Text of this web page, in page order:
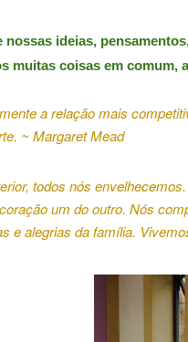
nossas ideias,
muitas coisas em comum,
a relação mais
~ Margaret Mead
todos nós envelhecemos.
um do outro. Nós
e alegrias da família.